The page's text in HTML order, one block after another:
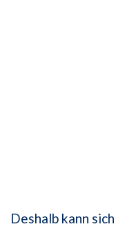
Deshalb kann